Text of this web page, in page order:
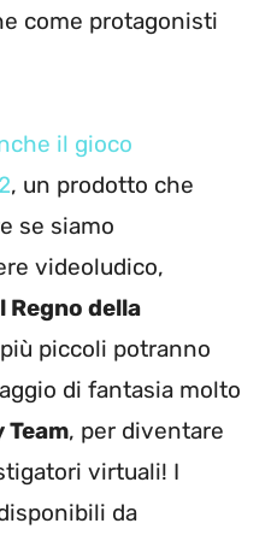
come protagonisti
il gioco
, un prodotto che
se siamo
videoludico,
della
piccoli potranno
di fantasia molto
Team, per diventare
virtuali! I
da